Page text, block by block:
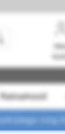
Rannamood
ning